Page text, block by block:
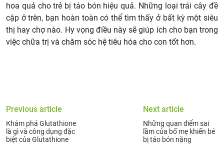
hoa quả cho trẻ bị táo bón hiệu quả. Những loại trái cây đề
cập ở trên, bạn hoàn toàn có thể tìm thấy ở bất kỳ một siêu
thị hay chợ nào. Hy vọng điều này sẽ giúp ích cho bạn trong
việc chữa trị và chăm sóc hệ tiêu hóa cho con tốt hơn.
Previous article
Khám phá Glutathione
là gì và công dụng đặc
biệt của Glutathione
Next article
Những quan điểm sai
lầm của bố mẹ khiến bé
bị táo bón nặng